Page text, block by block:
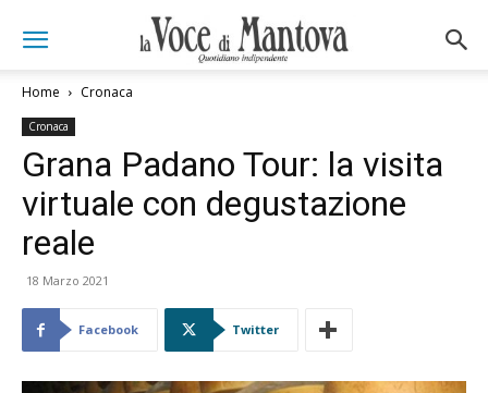
Home Cronaca
Cronaca
Grana Padano Tour: la visita
virtuale con degustazione
reale
18 Marzo 2021
Facebook Twitter